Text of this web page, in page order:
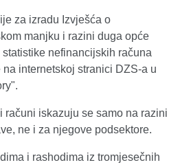
za izradu Izvješća o
manjku i razini duga opće
nefinancijskih računa
internetskoj stranici DZS-a u
računi iskazuju se samo na razini
ne i za njegove podsektore.
i rashodima iz tromjesečnih